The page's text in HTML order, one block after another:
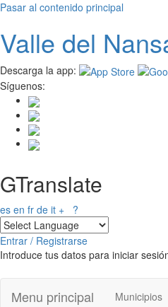
Pasar al contenido principal
Valle del N
Descarga la app:
Síguenos:
GTranslate
es en fr de it + ?
Entrar / Registrarse
Introduce tus datos para iniciar
Menu principal Municipios